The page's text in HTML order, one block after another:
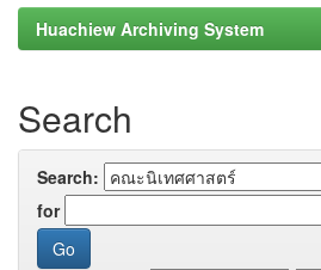
Huachiew Archiving System
Search
Search:
for